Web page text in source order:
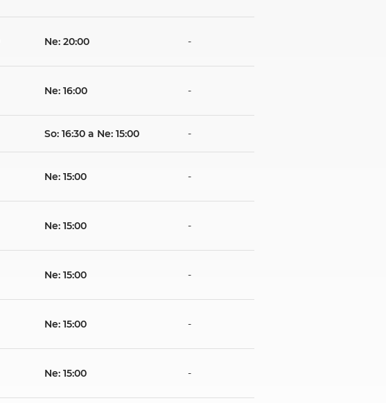
Ne: 20:00 -
Ne: 16:00 -
So: 16:30 a Ne: 15:00 -
Ne: 15:00 -
Ne: 15:00 -
Ne: 15:00 -
Ne: 15:00 -
Ne: 15:00 -